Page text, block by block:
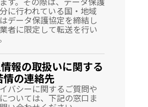
す。その際は、データ保護
に行われている国・地域
データ保護協定を締結し
者に限定して転送を行い
報の取扱いに関する
情の連絡先
バシーに関するご質問や
ついては、下記の窓口ま